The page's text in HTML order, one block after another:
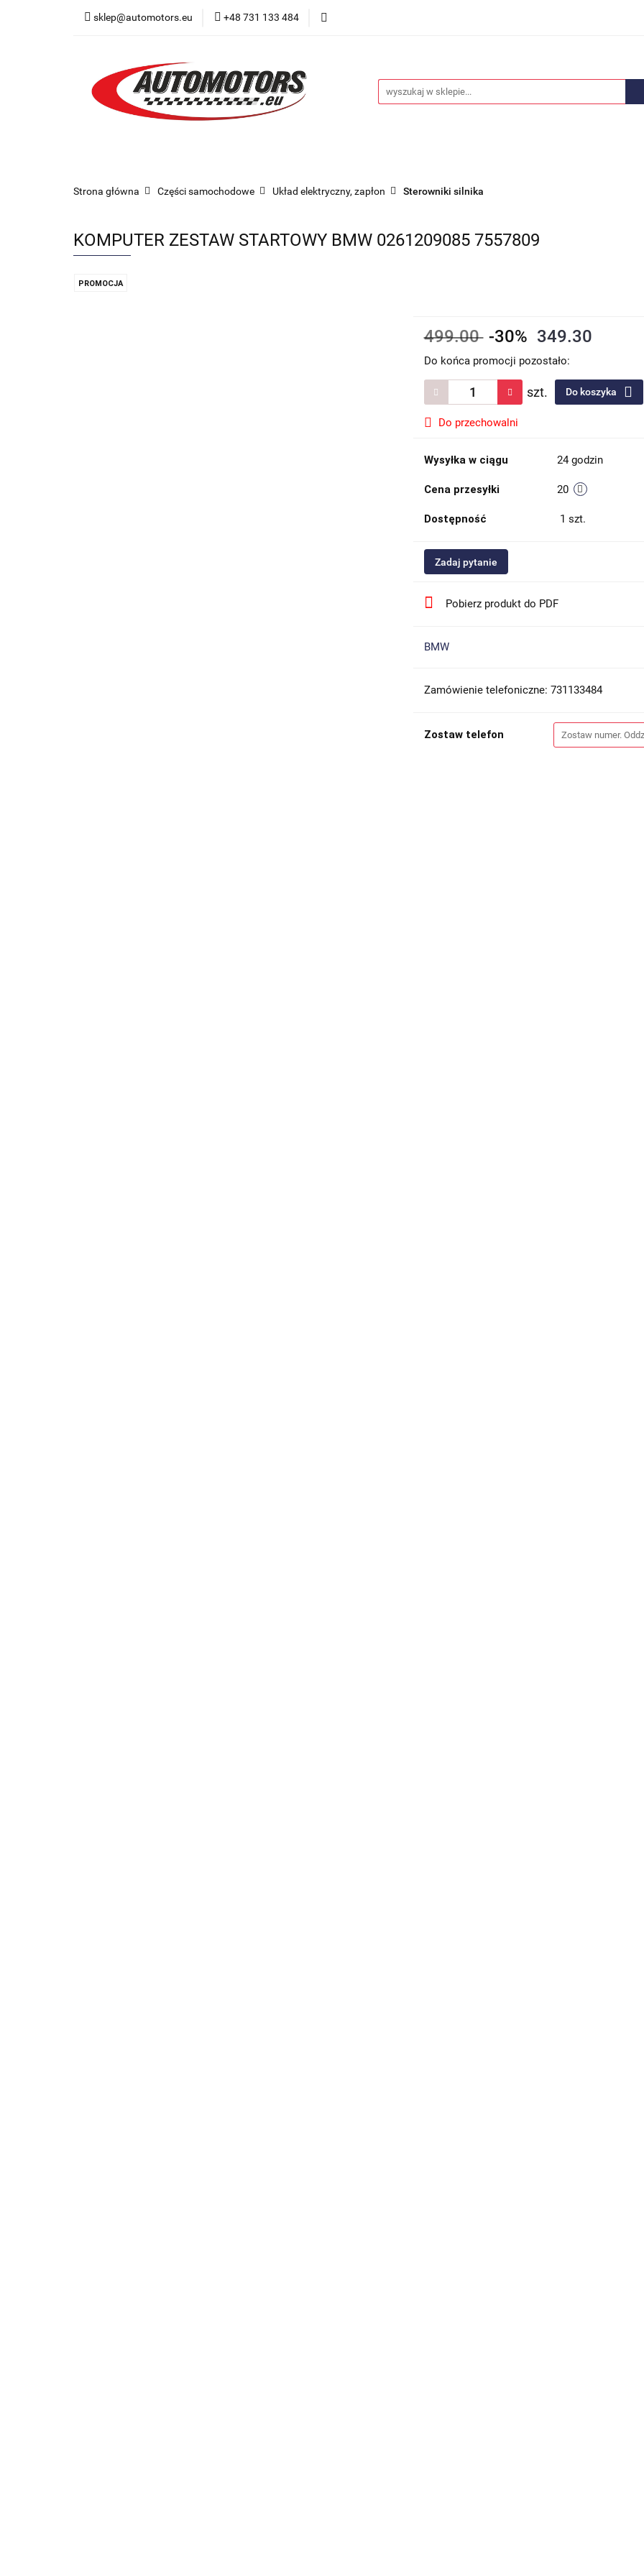
sklep@automotors.eu +48 731 133 484
Części samochodowe
Car audio Nowości
Strona główna Części samochodowe Układ elektryczny, zapłon Sterowniki silnika
KOMPUTER ZESTAW STARTOWY BMW 0261209085 7557809
PROMOCJA
499.00 -30% 349.30
Do końca promocji pozostało:
szt. Do koszyka
Do przechowalni
Wysyłka w ciągu 24 godzin
Cena przesyłki 20
Dostępność 1 szt.
Zadaj pytanie
Pobierz produkt do PDF
BMW
Zamówienie telefoniczne: 731133484
Zostaw telefon